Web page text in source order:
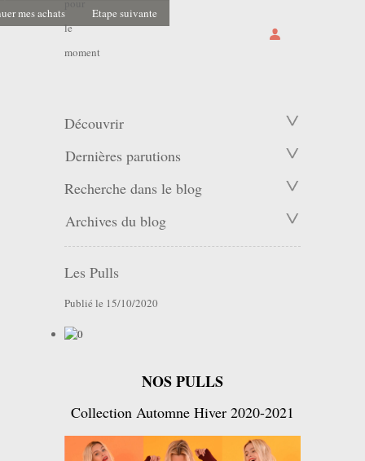
pour
le
moment
mes achats Etape suivante
Découvrir
Dernières parutions
Recherche dans le blog
Archives du blog
Les Pulls
Publié le 15/10/2020
NOS PULLS
Collection Automne Hiver 2020-2021